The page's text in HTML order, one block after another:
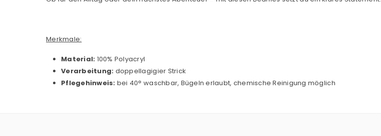
Merkmale:
Material: 100% Polyacryl
Verarbeitung: doppellagigier Strick
Pflegehinweis: bei 40° waschbar, Bügeln erlaubt, chemische Reinigung möglich